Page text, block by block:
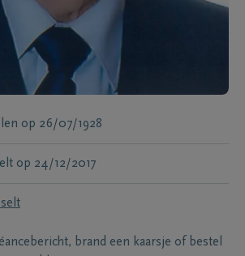
op 26/07/1928
op 24/12/2017
brand een kaarsje of bestel